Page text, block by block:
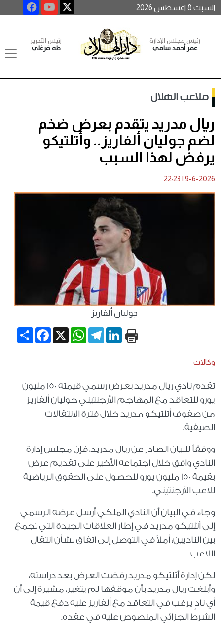
السبت 8 اغسطس 2026
رئيس مجلس الإدارة
عمر أحمد سامي
رئيس التحرير
طه فرغلي
ملاعب الهلال
ريال مدريد يتقدم بعرض ضخم
لضم جوليان ألفاريز.. وأتلتيكو
يرفض لهذا السبب
9-6-2026
|
22:23
جوليان ألفاريز
Share
Facebook X
WhatsApp
TelegramLinkedIn
وكالات
تقدم نادي ريال مدريد بعرض رسمي قيمته 150 مليون
يورو للتعاقد مع المهاجم الأرجنتيني جوليان ألفاريز
من صفوف أتلتيكو مدريد خلال فترة الانتقالات
الصيفية.
ووفقاً للبيان الصادر عن ريال مدريد، فإن مجلس إدارة
النادي وافق خلال اجتماعه الأخير على تقديم عرض
بقيمة 150 مليون يورو للحصول على الحقوق الرياضية
للاعب الأرجنتيني.
وجاء في البيان أن النادي الملكي أرسل عرضه الرسمي
إلى أتلتيكو مدريد في إطار العلاقات الجيدة التي تجمع
بين الناديين، أملاً في التوصل إلى اتفاق بشأن انتقال
اللاعب.
لكن إدارة أتلتيكو مدريد رفضت العرض بعد دراسته،
وأبلغت ريال مدريد بأن موقفها لم يتغير، مشيرة إلى أن
أي نادٍ يرغب في التعاقد مع ألفاريز عليه دفع قيمة
الشرط الجزائي المنصوص عليه في عقده.